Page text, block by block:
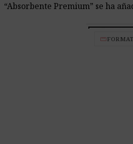
“Absorbente Premium” se ha
straighten